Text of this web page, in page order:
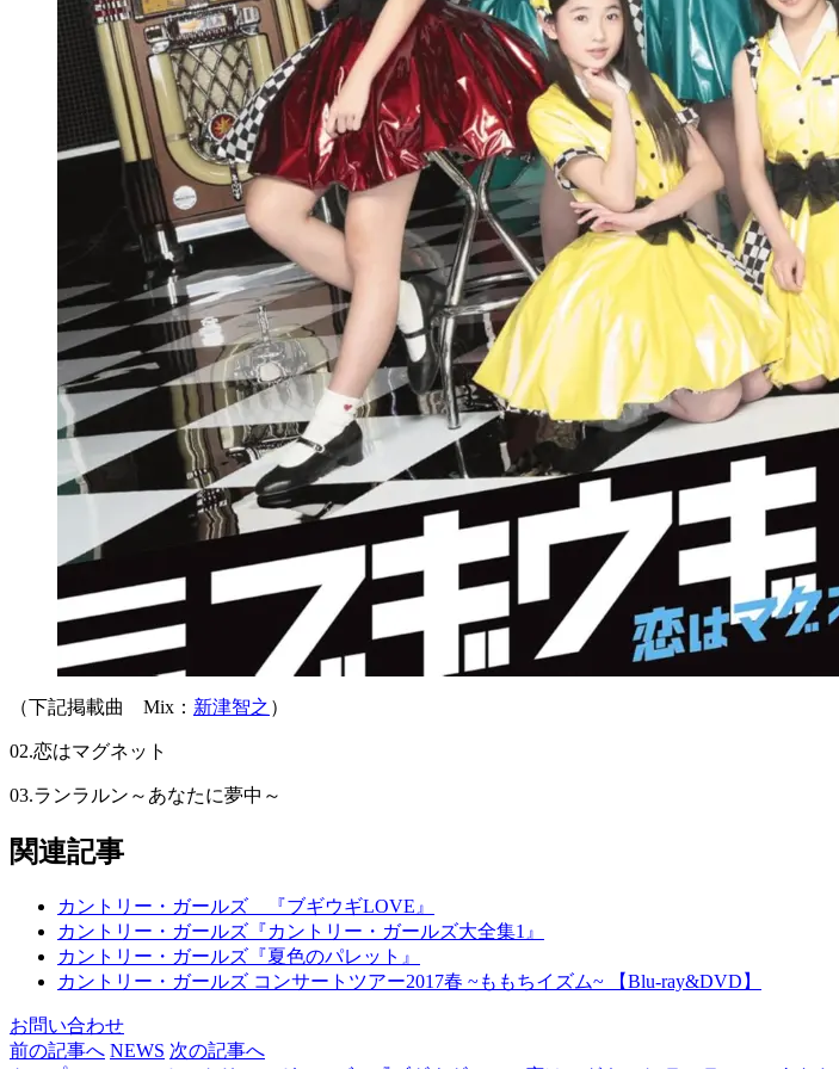
（下記掲載曲 Mix： 新津智之 ）
02.恋はマグネット
03.ランラルン～あなたに夢中～
関連記事
カントリー・ガールズ 『ブギウギLOVE』
カントリー・ガールズ『カントリー・ガールズ大全集1』
カントリー・ガールズ『夏色のパレット』
カントリー・ガールズ コンサートツアー2017春 ~ももちイズム~ 【Blu-ray&DVD】
お問い合わせ
前の記事へ NEWS 次の記事へ